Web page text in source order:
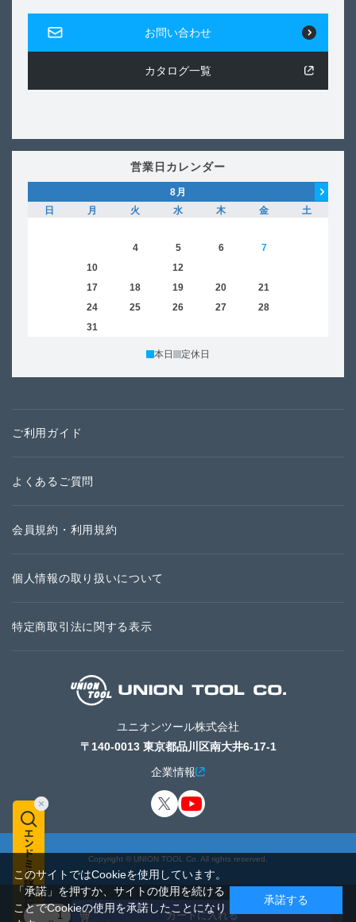
お問い合わせ
カタログ一覧
営業日カレンダー
8月
日
月 火 水 木 金
土
4 5 6 7
10 12
17 18 19 20 21
24 25 26 27 28
31
本日 定休日
ご利用ガイド
よくあるご質問
会員規約・利用規約
個人情報の取り扱いについて
特定商取引法に関する表示
ユニオンツール株式会社
〒140-0013 東京都品川区南大井6-17-1
企業情報
Copyright © UNION TOOL Co. All rights reserved.
このサイトではCookieを使用しています。
「承諾」を押すか、サイトの使用を続ける
ことでCookieの使用を承諾したことになり
承諾する
カートに入れる